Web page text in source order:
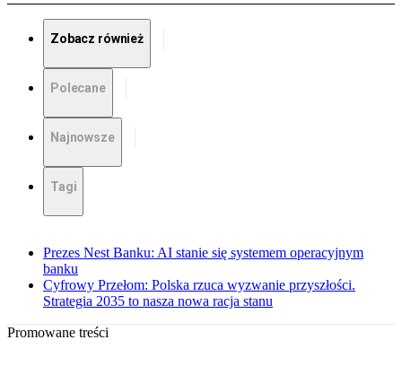
Zobacz również
Polecane
Najnowsze
Tagi
Prezes Nest Banku: AI stanie się systemem operacyjnym
banku
Cyfrowy Przełom: Polska rzuca wyzwanie przyszłości.
Strategia 2035 to nasza nowa racja stanu
Promowane treści